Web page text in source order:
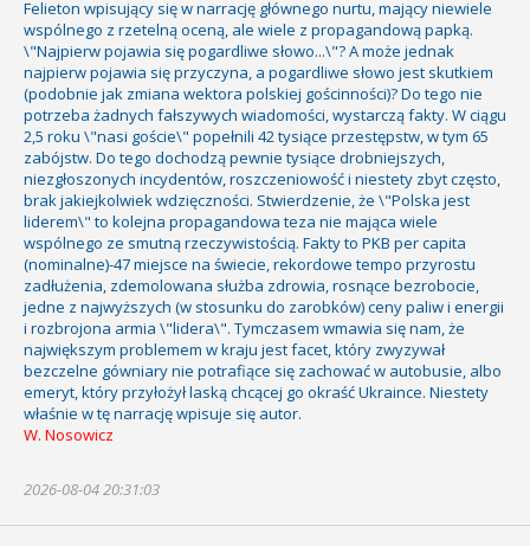
Felieton wpisujący się w narrację głównego nurtu, mający niewiele
wspólnego z rzetelną oceną, ale wiele z propagandową papką.
\"Najpierw pojawia się pogardliwe słowo...\"? A może jednak
najpierw pojawia się przyczyna, a pogardliwe słowo jest skutkiem
(podobnie jak zmiana wektora polskiej gościnności)? Do tego nie
potrzeba żadnych fałszywych wiadomości, wystarczą fakty. W ciągu
2,5 roku \"nasi goście\" popełnili 42 tysiące przestępstw, w tym 65
zabójstw. Do tego dochodzą pewnie tysiące drobniejszych,
niezgłoszonych incydentów, roszczeniowość i niestety zbyt często,
brak jakiejkolwiek wdzięczności. Stwierdzenie, że \"Polska jest
liderem\" to kolejna propagandowa teza nie mająca wiele
wspólnego ze smutną rzeczywistością. Fakty to PKB per capita
(nominalne)-47 miejsce na świecie, rekordowe tempo przyrostu
zadłużenia, zdemolowana służba zdrowia, rosnące bezrobocie,
jedne z najwyższych (w stosunku do zarobków) ceny paliw i energii
i rozbrojona armia \"lidera\". Tymczasem wmawia się nam, że
największym problemem w kraju jest facet, który zwyzywał
bezczelne gówniary nie potrafiące się zachować w autobusie, albo
emeryt, który przyłożył laską chcącej go okraść Ukraince. Niestety
właśnie w tę narrację wpisuje się autor.
W. Nosowicz
2026-08-04 20:31:03